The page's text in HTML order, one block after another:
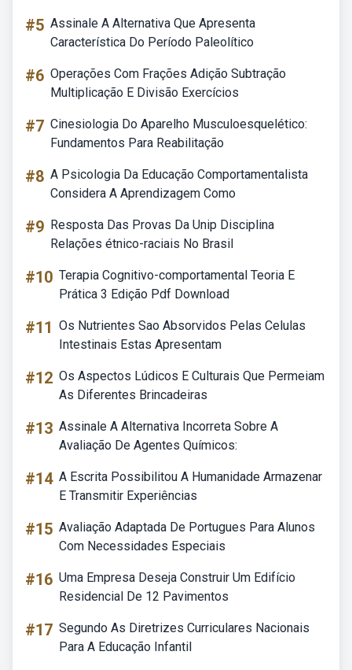
#5 Assinale A Alternativa Que Apresenta
Característica Do Período Paleolítico
#6 Operações Com Frações Adição Subtração
Multiplicação E Divisão Exercícios
#7 Cinesiologia Do Aparelho Musculoesquelético:
Fundamentos Para Reabilitação
#8 A Psicologia Da Educação Comportamentalista
Considera A Aprendizagem Como
#9 Resposta Das Provas Da Unip Disciplina
Relações étnico-raciais No Brasil
#10 Terapia Cognitivo-comportamental Teoria E
Prática 3 Edição Pdf Download
#11 Os Nutrientes Sao Absorvidos Pelas Celulas
Intestinais Estas Apresentam
#12 Os Aspectos Lúdicos E Culturais Que Permeiam
As Diferentes Brincadeiras
#13 Assinale A Alternativa Incorreta Sobre A
Avaliação De Agentes Químicos:
#14 A Escrita Possibilitou A Humanidade Armazenar
E Transmitir Experiências
#15 Avaliação Adaptada De Portugues Para Alunos
Com Necessidades Especiais
#16 Uma Empresa Deseja Construir Um Edifício
Residencial De 12 Pavimentos
#17 Segundo As Diretrizes Curriculares Nacionais
Para A Educação Infantil